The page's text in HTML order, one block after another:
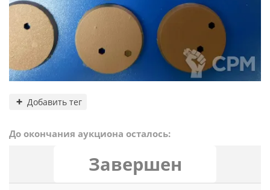
Добавить тег
До окончания аукциона осталось:
Завершен